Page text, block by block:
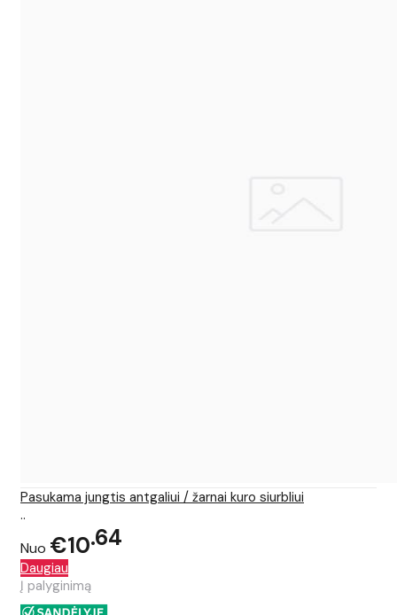
Pasukama jungtis antgaliui / žarnai kuro siurbliui
..
Nuo €10 64
Daugiau
Į palyginimą